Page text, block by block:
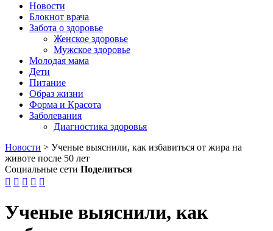
Новости
Блокнот врача
Забота о здоровье
Женское здоровье
Мужское здоровье
Молодая мама
Дети
Питание
Образ жизни
Форма и Красота
Заболевания
Диагностика здоровья
Новости > Ученые выяснили, как избавиться от жира на
животе после 50 лет
Социальные сети Поделиться
    
Ученые выяснили, как